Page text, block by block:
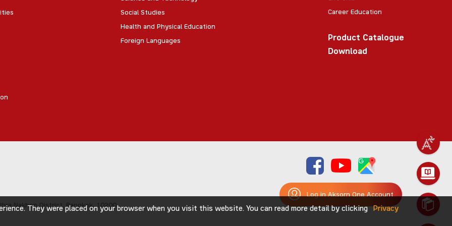
Social Studies
Health and Physical Education
Foreign Languages
Career Education
Product Catalogue
Download
Nakhon District, Bangkok, 10200
Log in Aksorn One Account
They were placed on your browser when you visit this website. You can read more detail by clicking
Privacy